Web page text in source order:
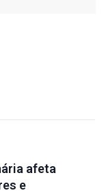
afeta
e